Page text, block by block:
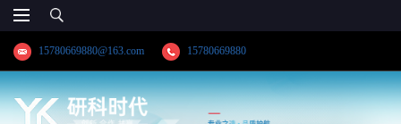
15780669880@163.com 15780669880